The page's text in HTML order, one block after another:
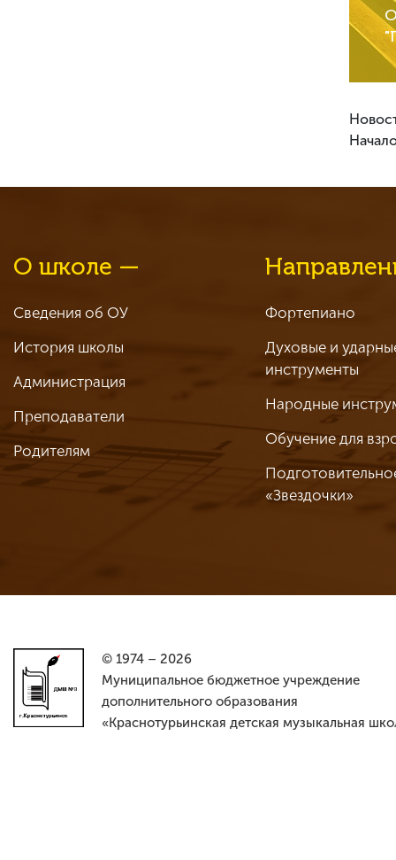
О школе —
Сведения об ОУ
История школы
Администрация
Преподаватели
Родителям
Фортепиано
Духовые и
инструменты
Народные
Обучение для
«Звездочки»
© 1974 – 2026
Муниципальное бюджетное учреждение
дополнительного образования
«Краснотурьинская детская музыкальная